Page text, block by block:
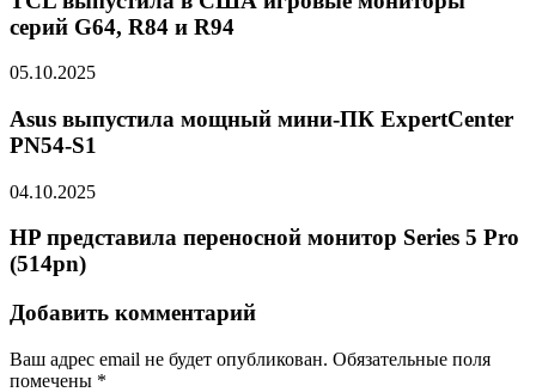
серий G64, R84 и R94
05.10.2025
Asus выпустила мощный мини-ПК ExpertCenter
PN54-S1
04.10.2025
HP представила переносной монитор Series 5 Pro
(514pn)
Добавить комментарий
Ваш адрес email не будет опубликован. Обязательные поля
помечены *